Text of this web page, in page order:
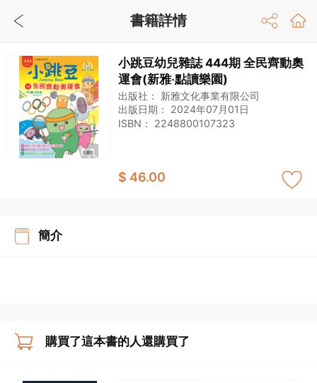
小跳豆幼兒雜誌 444期 全民齊動奧
運會(新雅‧點讀樂園)
出版社： 新雅文化事業有限公司
出版日期： 2024年07月01日
ISBN： 2248800107323
$ 46.00
簡介
購買了這本書的人還購買了
書籍詳情